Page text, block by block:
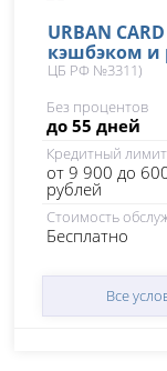
URBAN
кэшбэком и
ЦБ РФ №3311)
Без процентов
до 55 дней
Кредитный
от 9 900 до
рублей
Стоимость
Бесплатно
Все